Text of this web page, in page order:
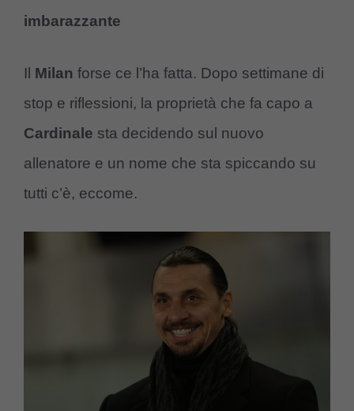
imbarazzante
Il Milan forse ce l’ha fatta. Dopo settimane di
stop e riflessioni, la proprietà che fa capo a
Cardinale sta decidendo sul nuovo
allenatore e un nome che sta spiccando su
tutti c’è, eccome.